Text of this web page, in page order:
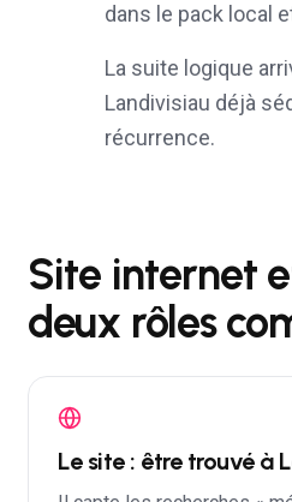
dans le pack local
La suite logique
Landivisiau déjà
récurrence.
Site internet
deux rôles
Le site : être trouvé à